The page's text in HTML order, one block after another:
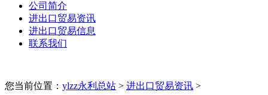
公司简介
进出口贸易资讯
进出口贸易信息
联系我们
您当前位置： ylzz永利总站 > 进出口贸易资讯 >